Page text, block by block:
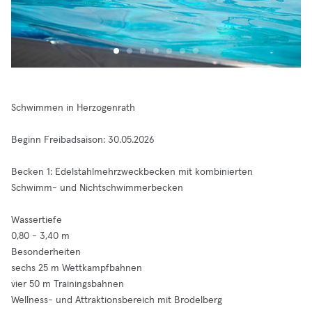
Schwimmen in Herzogenrath
Beginn Freibadsaison: 30.05.2026
Becken 1: Edelstahlmehrzweckbecken mit kombinierten
Schwimm- und Nichtschwimmerbecken
Wassertiefe
0,80 - 3,40 m
Besonderheiten
sechs 25 m Wettkampfbahnen
vier 50 m Trainingsbahnen
Wellness- und Attraktionsbereich mit Brodelberg